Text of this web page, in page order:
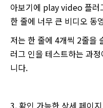
아보기에 play video 플러
한 줄에 너무 큰 비디오 동
저는 한 줄에 4개씩 2줄을
러그 인을 테스트하는 과
니다.
3. 확인 가능한 상세 페이